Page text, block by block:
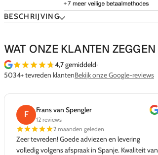
BESCHRIJVING
WAT ONZE KLANTEN ZEGGEN
4,7gemiddeld·
5034+ tevreden klantenBekijk onze Google-reviews
F Frans van Spengler
12 reviews
2 maanden geleden
Zeer tevreden! Goede adviezen en levering
volledig volgens afspraak in Spanje. Kwaliteit van